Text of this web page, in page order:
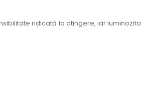
ridicată la atingere, iar